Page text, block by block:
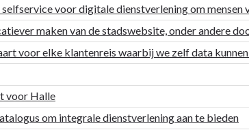
voor digitale dienstverlening om mensen
maken van de stadswebsite, onder andere
voor elke klantenreis waarbij we zelf data
voor Halle
om integrale dienstverlening aan te bieden